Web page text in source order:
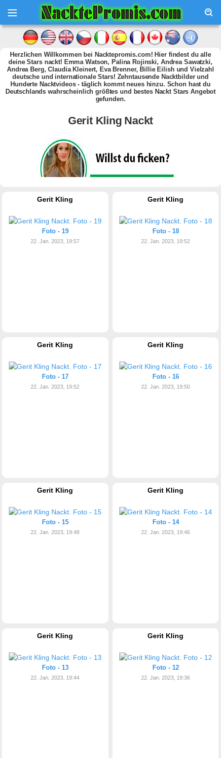
Herzlichen Willkommen bei Nacktepromis.com! Hier findest du alle
deine Stars nackt! Emma Watson, Palina Rojinski, Andrea Sawatzki,
Andrea Berg, Claudia Kleinert, Eva Brenner, Billie Eilish und Vielzahl
deutsche und internationale Stars! Zehntausende Nacktbilder und
Hunderte Nacktvideos - täglich kommt neues hinzu. Schon hast du
Deutschlands wahrscheinlich größtes und bestes Nackt Stars Angebot
gefunden.
Gerit Kling Nackt
Gerit Kling
Foto - 19
22. Jan. 2023, 19:57
Gerit Kling
Foto - 18
22. Jan. 2023, 19:52
Gerit Kling
Foto - 17
22. Jan. 2023, 19:52
Gerit Kling
Foto - 16
22. Jan. 2023, 19:50
Gerit Kling
Foto - 15
22. Jan. 2023, 19:48
Gerit Kling
Foto - 14
22. Jan. 2023, 19:46
Gerit Kling
Foto - 13
22. Jan. 2023, 19:44
Gerit Kling
Foto - 12
22. Jan. 2023, 19:36